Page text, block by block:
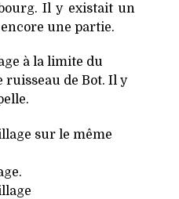
Il y existait un
une partie.
à la limite du
de Bot. Il y
sur le même